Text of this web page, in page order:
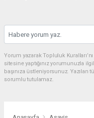
Yorum yazarak Topluluk
sitesine yaptığınız yorumunuzla
başınıza üstleniyorsunuz.
sorumlu tutulamaz.